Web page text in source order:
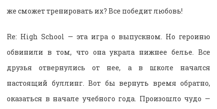
же сможет тренировать их? Все победит любовь!
Re: High School — эта игра о выпускном. Но героиню
обвинили в том, что она украла нижнее белье. Все
друзья отвернулись от нее, а в школе начался
настоящий буллинг. Вот бы вернуть время обратно,
оказаться в начале учебного года. Произошло чудо —